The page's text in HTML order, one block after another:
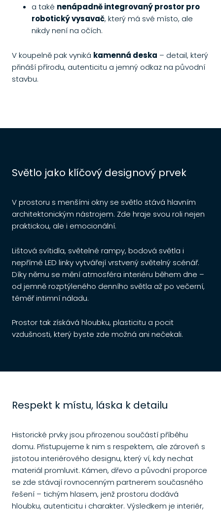
a také nenápadně integrovaný prostor pro
robotický vysavač, který má své místo, ale
nikdy není na očích.
V koupelně pak vyniká kamenná deska – detail, který
přináší přírodu, autenticitu a jemný odkaz na původní
stavbu.
Světlo jako klíčový designový prvek
V prostoru s menšími okny se světlo stává hlavním
architektonickým nástrojem. Zde hraje svou roli nejen
praktickou, ale i emocionální.
Lištová svítidla, světelné rampy, bodová světla i
nepřímé LED linky vytvářejí vrstvený světelný scénář.
Díky němu se mění atmosféra interiéru během dne –
od jemně rozptýleného denního světla až po večerní,
téměř intimní náladu.
Prostor tak získává hloubku, plasticitu a pocit
vzdušnosti, který byste zde možná ani nečekali.
Respekt k místu, láska k detailu
Historické prvky jsou přirozenou součástí příběhu
domu. Přistupujeme k nim s respektem, ale zároveň s
jistotou interiérového designu, který ví, kdy nechat
materiál promluvit. Kámen, dřevo a původní proporce
se zde stávají rovnocenným partnerem současného
řešení – tichým hlasem, jenž prostoru dodává
hloubku, autenticitu i charakter. Výsledkem je interiér,